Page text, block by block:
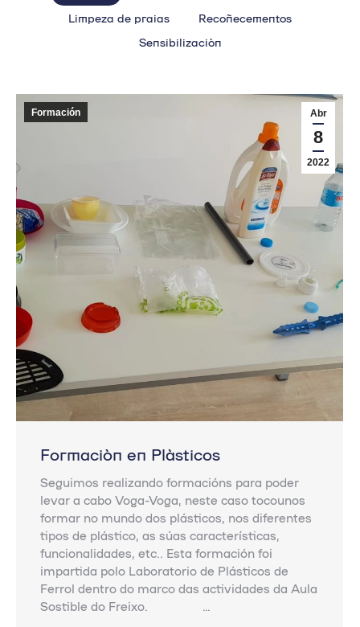
Limpeza de praias
Recoñecementos
Sensibilización
Abr
8
2022
Formación
Formación en Plásticos
Seguimos realizando formacións para poder
levar a cabo Voga-Voga, neste caso tocounos
formar no mundo dos plásticos, nos diferentes
tipos de plástico, as súas características,
funcionalidades, etc.. Esta formación foi
impartida polo Laboratorio de Plásticos de
Ferrol dentro do marco das actividades da Aula
Sostible do Freixo. …